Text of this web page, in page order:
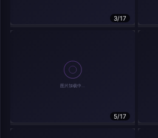
3/17
5/17
实时弹幕